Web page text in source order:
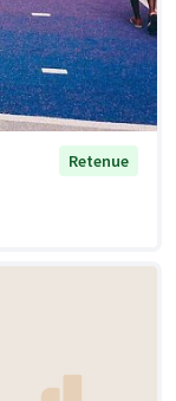
Retenue